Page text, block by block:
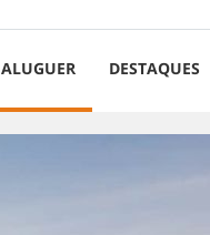
ALUGUER DESTAQUES